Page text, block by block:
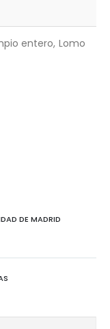
entero, Lomo
DE MADRID